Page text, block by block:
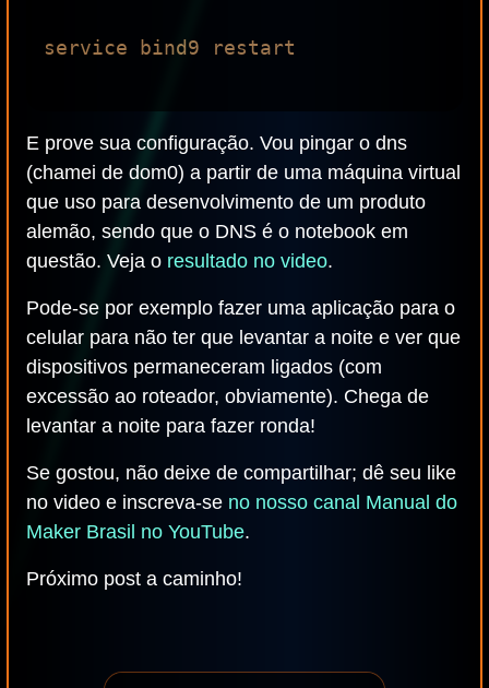
service bind9 restart
E prove sua configuração. Vou pingar o dns
(chamei de dom0) a partir de uma máquina virtual
que uso para desenvolvimento de um produto
alemão, sendo que o DNS é o notebook em
questão. Veja o resultado no video.
Pode-se por exemplo fazer uma aplicação para o
celular para não ter que levantar a noite e ver que
dispositivos permaneceram ligados (com
excessão ao roteador, obviamente). Chega de
levantar a noite para fazer ronda!
Se gostou, não deixe de compartilhar; dê seu like
no video e inscreva-se no nosso canal Manual do
Maker Brasil no YouTube.
Próximo post a caminho!